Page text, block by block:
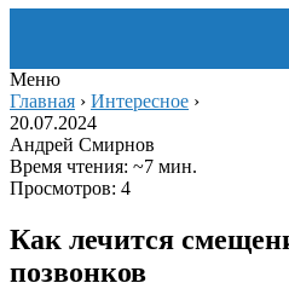
Меню
Главная › Интересное ›
20.07.2024
Андрей Смирнов
Время чтения: ~7 мин.
Просмотров: 4
Как лечится
позвонков